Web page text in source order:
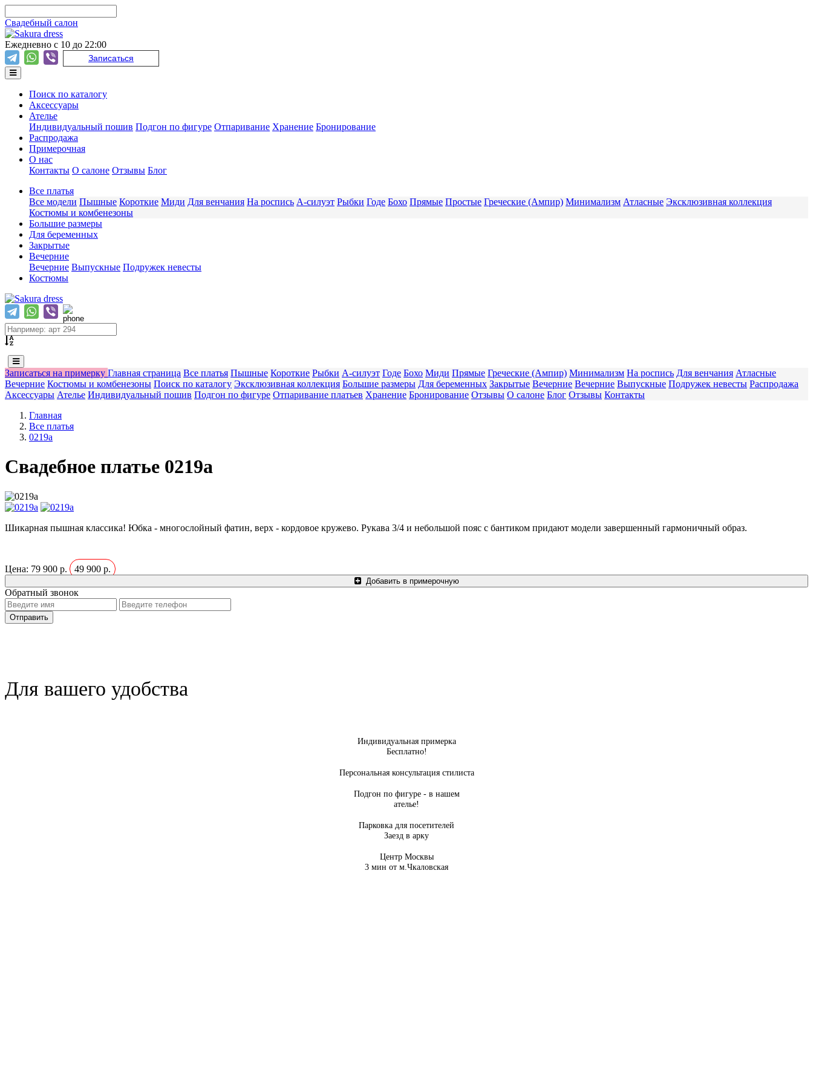
Свадебный салон
Ежедневно с 10 до 22:00
Записаться
Поиск по каталогу
Аксессуары
Ателье
Индивидуальный пошив Подгон по фигуре Отпаривание Хранение Бронирование
Распродажа
Примерочная
О нас
Контакты О салоне Отзывы Блог
Все платья
Все модели Пышные Короткие Миди Для венчания На роспись А-силуэт Рыбки Годе Бохо Прямые Простые Греческие (Ампир) Минимализм Атласные Эксклюзивная коллекция
Костюмы и комбенезоны
Большие размеры
Для беременных
Закрытые
Вечерние
Вечерние Выпускные Подружек невесты
Костюмы
Записаться на примерку Главная страница Все платья Пышные Короткие Рыбки А-силуэт Годе Бохо Миди Прямые Греческие (Ампир) Минимализм На роспись Для венчания Атласные
Вечерние Костюмы и комбенезоны Поиск по каталогу Эксклюзивная коллекция Большие размеры Для беременных Закрытые Вечерние Вечерние Выпускные Подружек невесты Распродажа
Аксессуары Ателье Индивидуальный пошив Подгон по фигуре Отпаривание платьев Хранение Бронирование Отзывы О салоне Блог Отзывы Контакты
Главная
Все платья
0219a
Свадебное платье 0219a
Шикарная пышная классика! Юбка - многослойный фатин, верх - кордовое кружево. Рукава 3/4 и небольшой пояс с бантиком придают модели завершенный гармоничный образ.
Цена: 79 900 р. 49 900 р.
Добавить в примерочную
Обратный звонок
Для вашего удобства
Индивидуальная примерка
Бесплатно!
Персональная консультация стилиста
Подгон по фигуре - в нашем
ателье!
Парковка для посетителей
Заезд в арку
Центр Москвы
3 мин от м.Чкаловская